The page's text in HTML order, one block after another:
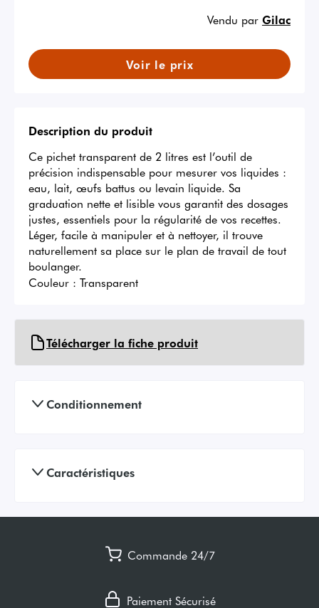
Vendu par Gilac
Voir le prix
Description du produit
Ce pichet transparent de 2 litres est l’outil de
précision indispensable pour mesurer vos liquides :
eau, lait, œufs battus ou levain liquide. Sa
graduation nette et lisible vous garantit des dosages
justes, essentiels pour la régularité de vos recettes.
Léger, facile à manipuler et à nettoyer, il trouve
naturellement sa place sur le plan de travail de tout
boulanger.
Couleur : Transparent
Télécharger la fiche produit
Conditionnement
Caractéristiques
Commande 24/7
Paiement Sécurisé